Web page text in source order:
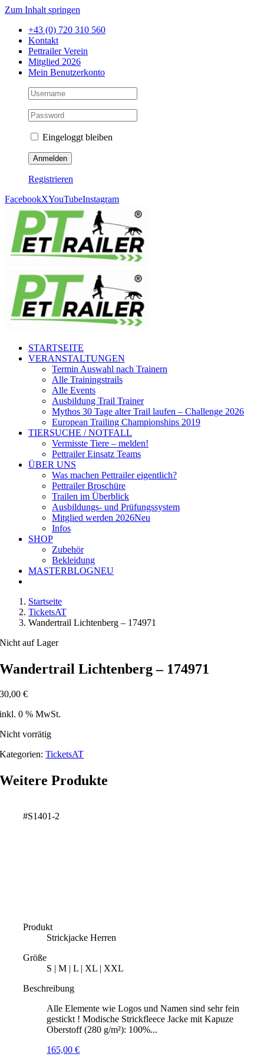
Zum Inhalt springen
+43 (0) 720 310 560
Kontakt
Pettrailer Verein
Mitglied 2026
Mein Benutzerkonto
Eingeloggt bleiben
Registrieren
FacebookXYouTubeInstagram
STARTSEITE
VERANSTALTUNGEN
Termin Auswahl nach Trainern
Alle Trainingstrails
Alle Events
Ausbildung Trail Trainer
Mythos 30 Tage alter Trail laufen – Challenge 2026
European Trailing Championships 2019
TIERSUCHE / NOTFALL
Vermisste Tiere – melden!
Pettrailer Einsatz Teams
ÜBER UNS
Was machen Pettrailer eigentlich?
Pettrailer Broschüre
Trailen im Überblick
Ausbildungs- und Prüfungssystem
Mitglied werden 2026Neu
Infos
SHOP
Zubehör
Bekleidung
MASTERBLOGNEU
Startseite
TicketsAT
Wandertrail Lichtenberg – 174971
Nicht auf Lager
Wandertrail Lichtenberg – 174971
30,00€
inkl. 0 % MwSt.
Nicht vorrätig
Kategorien:TicketsAT
Weitere Produkte
#S1401-2
Produkt
Strickjacke Herren
Größe
S | M | L | XL | XXL
Beschreibung
Alle Elemente wie Logos und Namen sind sehr fein
gestickt ! Modische Strickfleece Jacke mit Kapuze
Oberstoff (280 g/m²): 100%...
165,00€